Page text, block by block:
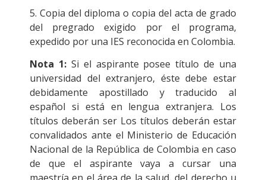
5. Copia del diploma o copia del acta de grado
del pregrado exigido por el programa,
expedido por una IES reconocida en Colombia.
Nota 1:Si el aspirante posee título de una
universidad del extranjero, éste debe estar
debidamente apostillado y traducido al
español si está en lengua extranjera. Los
títulos deberán ser Los títulos deberán estar
convalidados ante el Ministerio de Educación
Nacional de la República de Colombia en caso
de que el aspirante vaya a cursar una